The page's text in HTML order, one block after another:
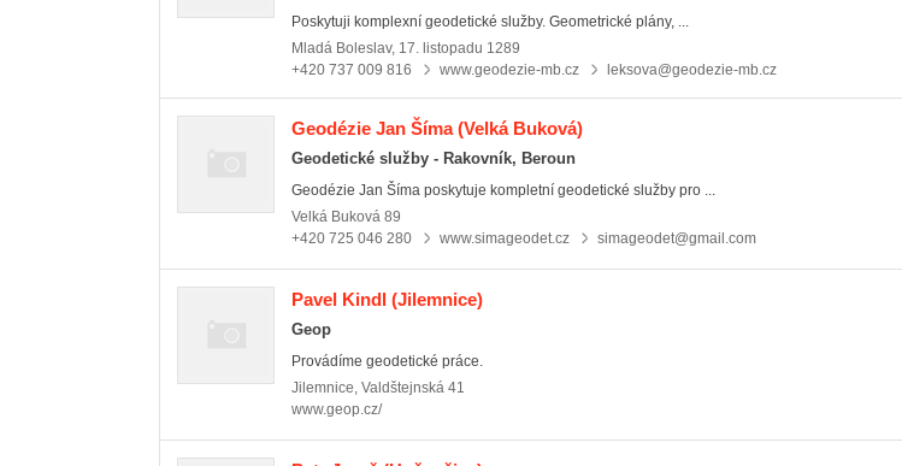
Poskytuji komplexní geodetické služby. Geometrické plány, ...
Mladá Boleslav, 17. listopadu 1289
+420 737 009 816
www.geodezie-mb.cz leksova@geodezie-mb.cz
Geodézie Jan Šíma(Velká Buková)
Geodetické služby - Rakovník, Beroun
Geodézie Jan Šíma poskytuje kompletní geodetické služby pro ...
Velká Buková 89
+420 725 046 280
www.simageodet.cz simageodet@gmail.com
Pavel Kindl (Jilemnice)
Geop
Provádíme geodetické práce.
Jilemnice, Valdštejnská 41
www.geop.cz/